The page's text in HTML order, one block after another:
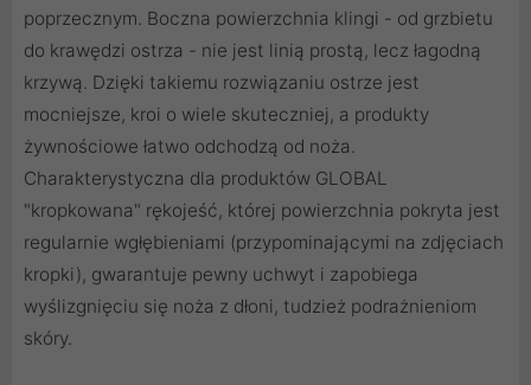
poprzecznym. Boczna powierzchnia klingi - od grzbietu
do krawędzi ostrza - nie jest linią prostą, lecz łagodną
krzywą. Dzięki takiemu rozwiązaniu ostrze jest
mocniejsze, kroi o wiele skuteczniej, a produkty
żywnościowe łatwo odchodzą od noża.
Charakterystyczna dla produktów GLOBAL
"kropkowana" rękojeść, której powierzchnia pokryta jest
regularnie wgłębieniami (przypominającymi na zdjęciach
kropki), gwarantuje pewny uchwyt i zapobiega
wyślizgnięciu się noża z dłoni, tudzież podrażnieniom
skóry.